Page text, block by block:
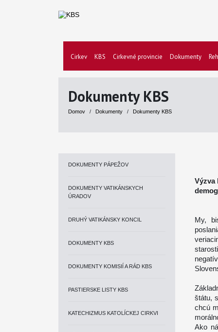
Cirkev KBS Cirkevné provincie Dokumenty
Dokumenty KBS
Domov / Dokumenty / Dokumenty KBS
DOKUMENTY PÁPEŽOV
DOKUMENTY VATIKÁNSKYCH
ÚRADOV
DRUHÝ VATIKÁNSKY KONCIL
DOKUMENTY KBS
DOKUMENTY KOMISIÍ A RÁD KBS
PASTIERSKE LISTY KBS
KATECHIZMUS KATOLÍCKEJ CIRKVI
Výzva
My,
štátu,
chcú
Ako